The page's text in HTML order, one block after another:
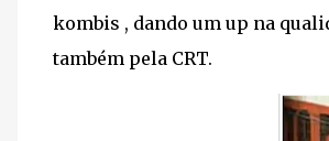
kombis , dando um up na
também pela CRT.